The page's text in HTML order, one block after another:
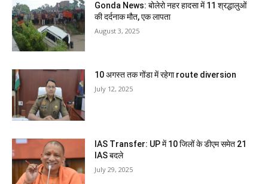
Gonda News: बोलेरो नहर हादसा में 11 श्रद्धालुओं
की दर्दनाक मौत, एक लापता
August 3, 2025
10 अगस्त तक गोंडा में रहेगा route diversion
July 12, 2025
IAS Transfer: UP में 10 जिलों के डीएम समेत 21
IAS बदले
July 29, 2025